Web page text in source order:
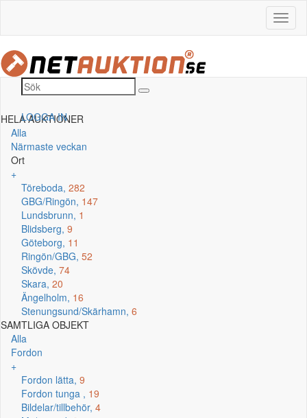
LOGGA IN
HELA AUKTIONER
Alla
Närmaste veckan
Ort
+
Töreboda, 282
GBG/Ringön, 147
Lundsbrunn, 1
Blidsberg, 9
Göteborg, 11
Ringön/GBG, 52
Skövde, 74
Skara, 20
Ängelholm, 16
Stenungsund/Skärhamn, 6
SAMTLIGA OBJEKT
Alla
Fordon
+
Fordon lätta, 9
Fordon tunga , 19
Bildelar/tillbehör, 4